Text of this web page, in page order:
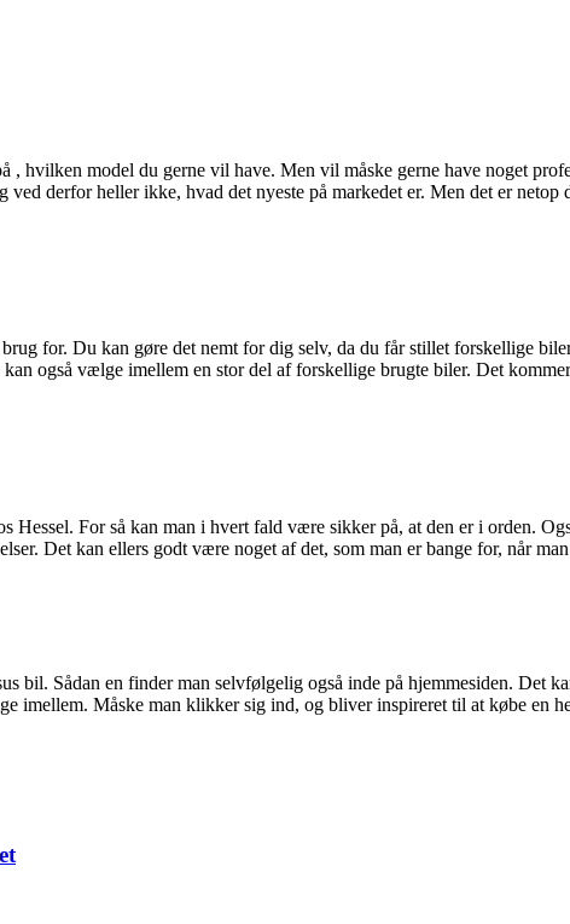
, hvilken model du gerne vil have. Men vil måske gerne have noget
derfor heller ikke, hvad det nyeste på markedet er. Men det er
for. Du kan gøre det nemt for dig selv, da du får stillet forskellige
også vælge imellem en stor del af forskellige brugte biler. Det
Hessel. For så kan man i hvert fald være sikker på, at den er i orden.
Det kan ellers godt være noget af det, som man er bange for, når
bil. Sådan en finder man selvfølgelig også inde på hjemmesiden. Det
imellem. Måske man klikker sig ind, og bliver inspireret til at købe en